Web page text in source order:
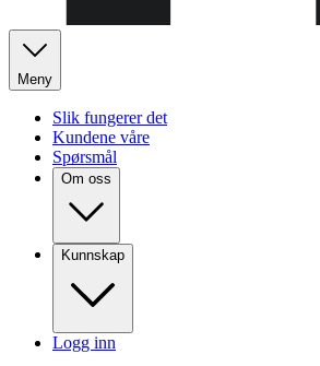
Meny
Slik fungerer det
Kundene våre
Spørsmål
Om oss
Kunnskap
Logg inn